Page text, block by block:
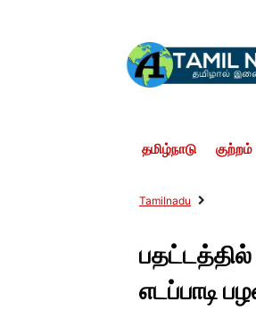
தமிழ்நாடு குற்றம்
Tamilnadu
எடப்பாடி